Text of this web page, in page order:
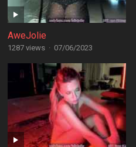
AweJolie
1287 views · 07/06/2023